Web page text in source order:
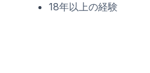
18年以上の経験